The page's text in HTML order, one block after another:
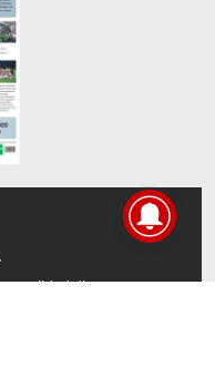
directamente en